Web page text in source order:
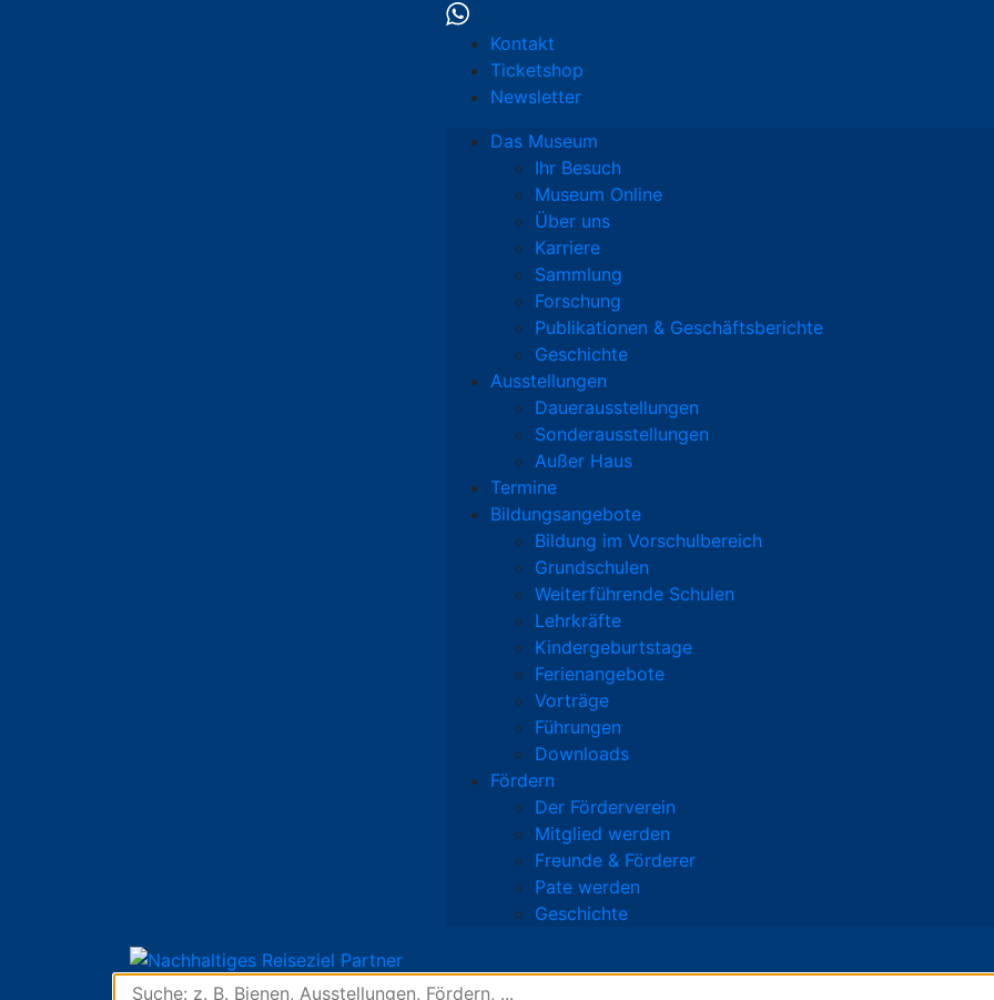
Kontakt
Ticketshop
Newsletter
Das Museum
Ihr Besuch
Museum Online
Über uns
Karriere
Sammlung
Forschung
Publikationen & Geschäftsberichte
Geschichte
Ausstellungen
Dauerausstellungen
Sonderausstellungen
Außer Haus
Termine
Bildungsangebote
Bildung im Vorschulbereich
Grundschulen
Weiterführende Schulen
Lehrkräfte
Kindergeburtstage
Ferienangebote
Vorträge
Führungen
Downloads
Fördern
Der Förderverein
Mitglied werden
Freunde & Förderer
Pate werden
Geschichte